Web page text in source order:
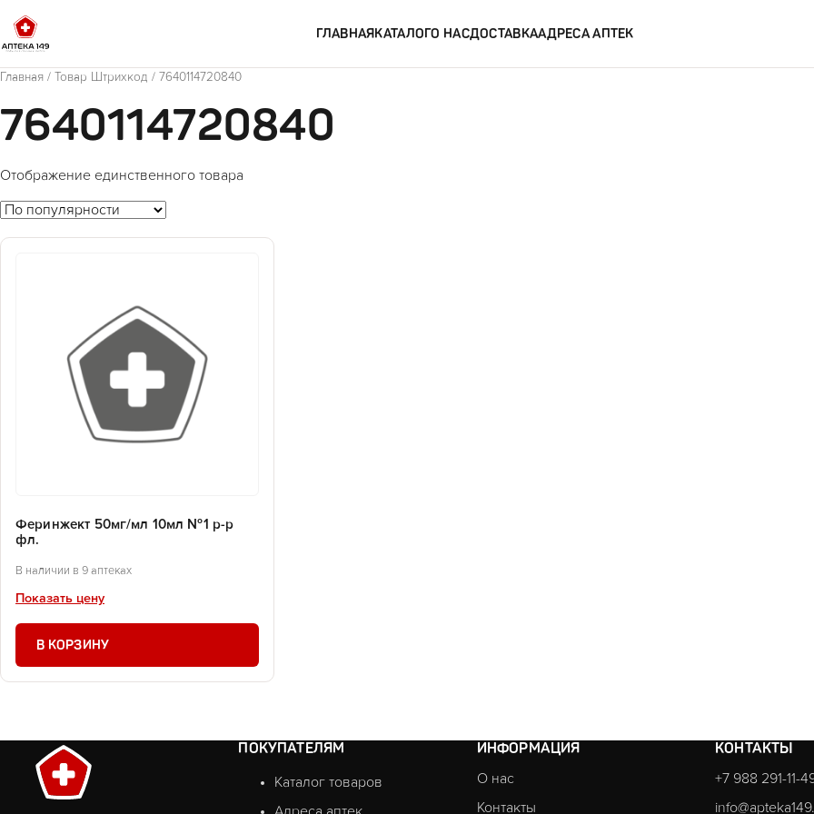
ГЛАВНАЯКАТАЛОГО НАСДОСТАВКААДРЕСА АПТЕК
Главная / Товар Штрихкод / 7640114720840
7640114720840
Отображение единственного товара
Феринжект 50мг/мл 10мл №1 р-р
фл.
В наличии в 9 аптеках
Показать цену
В КОРЗИНУ
ПОКУПАТЕЛЯМ
Каталог товаров
Адреса аптек
ИНФОРМАЦИЯ
О нас
Контакты
КОНТАКТЫ
+7 988 291-11-